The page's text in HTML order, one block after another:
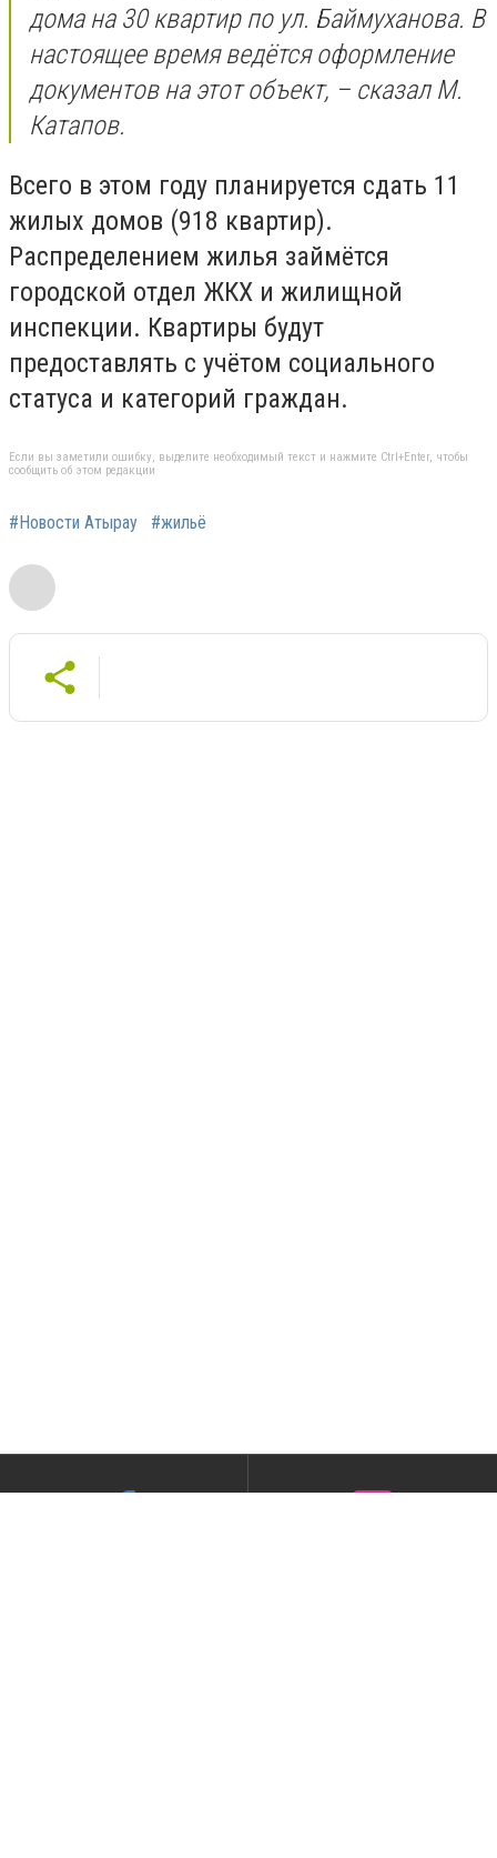
дома на 30 квартир по ул. Баймуханова. В
настоящее время ведётся оформление
документов на этот объект, – сказал М.
Катапов.
Всего в этом году планируется сдать 11
жилых домов (918 квартир).
Распределением жилья займётся
городской отдел ЖКХ и жилищной
инспекции. Квартиры будут
предоставлять с учётом социального
статуса и категорий граждан.
Если вы заметили ошибку, выделите необходимый текст и нажмите Ctrl+Enter, чтобы
сообщить об этом редакции
#Новости Атырау #жильё